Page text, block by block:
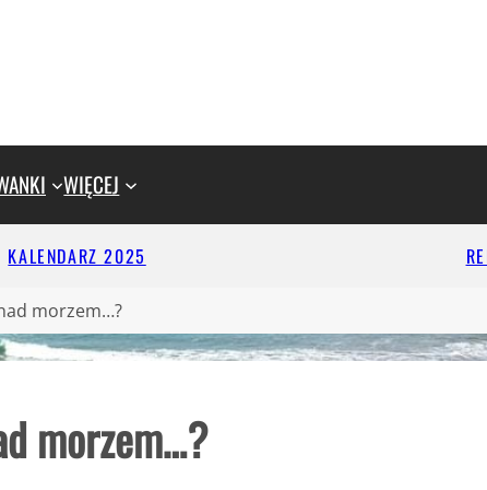
WIĘCEJ
KALENDARZ 2025
morzem…?
morzem…?